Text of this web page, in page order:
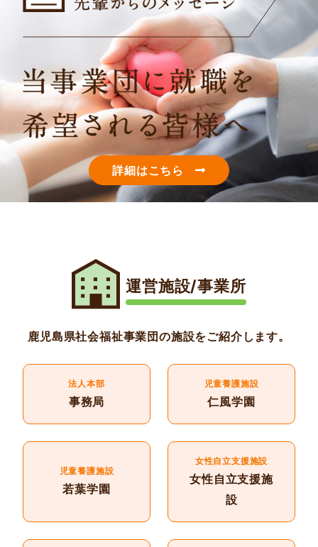
詳細はこちら
運営施設/事業所
鹿児島県社会福祉事業団の施設をご紹介します。
法人本部
事務局
児童養護施設
仁風学園
児童養護施設
若葉学園
女性自立支援施設
女性自立支援施
設